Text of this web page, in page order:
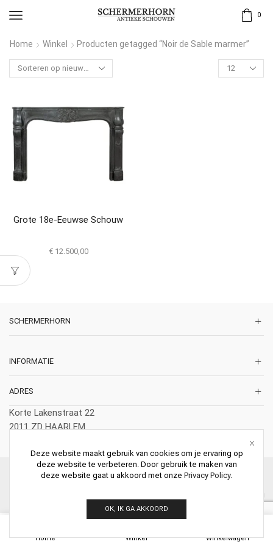
0
Home Winkel Producten getagged “Noir de Sable marmer”
Grote 18e-Eeuwse Schouw
€12.500,00
SCHERMERHORN
INFORMATIE
ADRES
Korte Lakenstraat 22
2011 ZD HAARLEM
© 2026 Schermerhorn Antieke Schouwen. All Rights Reserved.
Home Winkel Winkelwagen
Deze website maakt gebruik van cookies om je ervaring op
deze website te verbeteren. Door gebruik te maken van
deze website gaat u akkoord met onze Privacy Policy.
OK, IK GA AKKOORD